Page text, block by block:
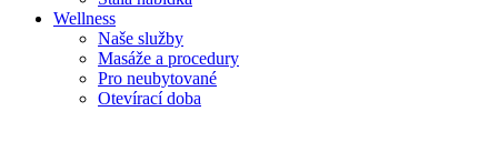
Wellness
Naše služby
Masáže a procedury
Pro neubytované
Otevírací doba